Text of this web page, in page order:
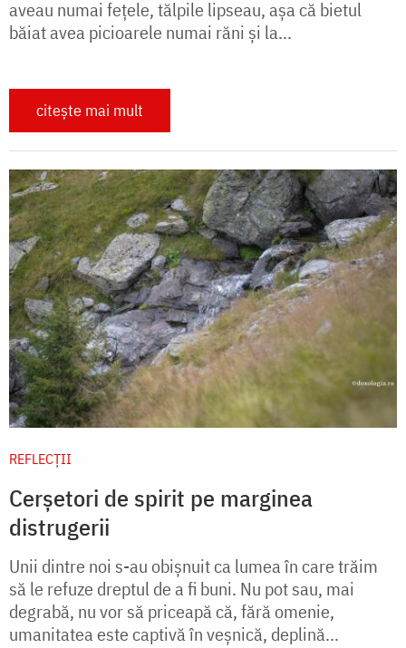
aveau numai feţele, tălpile lipseau, aşa că bietul
băiat avea picioarele numai răni şi la...
citește mai mult
REFLECȚII
Cerșetori de spirit pe marginea
distrugerii
Unii dintre noi s-au obișnuit ca lumea în care trăim
să le refuze dreptul de a fi buni. Nu pot sau, mai
degrabă, nu vor să priceapă că, fără omenie,
umanitatea este captivă în veșnică, deplină...